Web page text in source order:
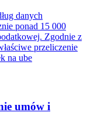
danych
ponad 15 000
Zgodnie z
przeliczenie
na ube
umów i